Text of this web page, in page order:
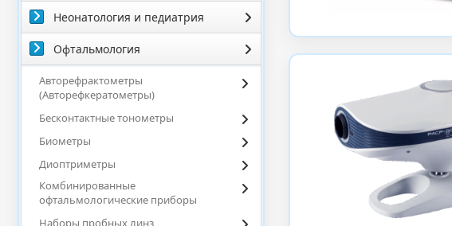
Неонатология и педиатрия
Офтальмология
Авторефрактометры
(Авторефкератометры)
Бесконтактные тонометры
Биометры
Диоптриметры
Комбинированные
офтальмологические приборы
Наборы пробных линз